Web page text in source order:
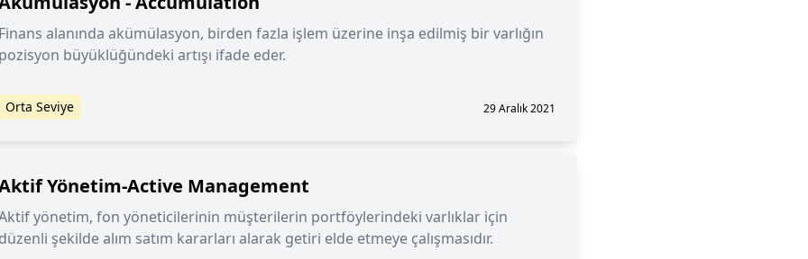
alanında akümülasyon, birden fazla işlem üzerine inşa edilmiş bir varlığın
büyüklüğündeki artışı ifade eder.
Orta Seviye 29 Aralık 2021
Yönetim-Active Management
yönetim, fon yöneticilerinin müşterilerin portföylerindeki varlıklar için
şekilde alım satım kararları alarak getiri elde etmeye çalışmasıdır.